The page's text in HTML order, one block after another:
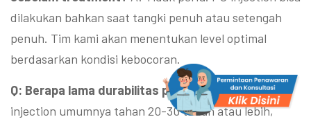
dilakukan bahkan saat tangki penuh atau setengah
penuh. Tim kami akan menentukan level optimal
berdasarkan kondisi kebocoran.
Q: Berapa lama durabilitas penyealan PU?A: PU
injection umumnya tahan 20-30 tahun atau lebih,